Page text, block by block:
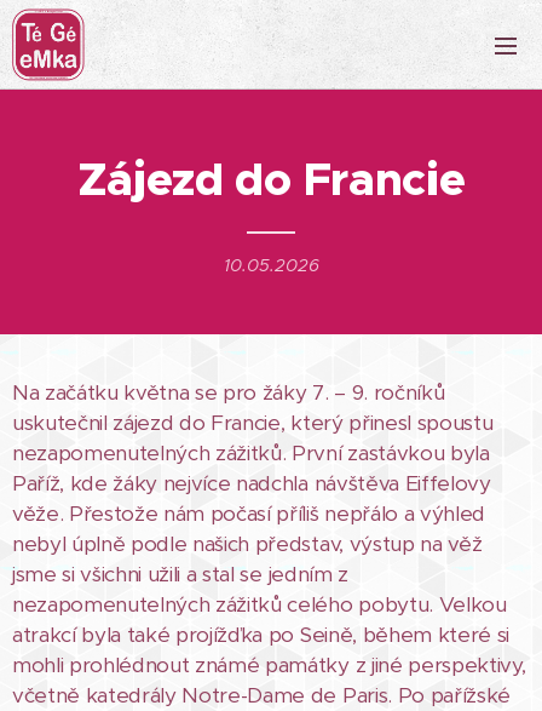
Zájezd do Francie
10.05.2026
Na začátku května se pro žáky 7. – 9. ročníků
uskutečnil zájezd do Francie, který přinesl spoustu
nezapomenutelných zážitků. První zastávkou byla
Paříž, kde žáky nejvíce nadchla návštěva Eiffelovy
věže. Přestože nám počasí příliš nepřálo a výhled
nebyl úplně podle našich představ, výstup na věž
jsme si všichni užili a stal se jedním z
nezapomenutelných zážitků celého pobytu. Velkou
atrakcí byla také projížďka po Seině, během které si
mohli prohlédnout známé památky z jiné perspektivy,
včetně katedrály Notre-Dame de Paris. Po pařížské